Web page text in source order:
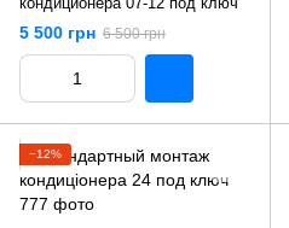
5 500 грн 6 500 грн
−12%